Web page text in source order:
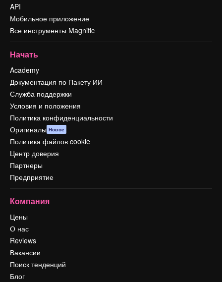
API
Мобильное приложение
Все инструменты Magnific
Начать
Academy
Документация по Пакету ИИ
Служба поддержки
Условия и положения
Политика конфиденциальности
Оригиналы Новое
Политика файлов cookie
Центр доверия
Партнеры
Предприятие
Компания
Цены
О нас
Reviews
Вакансии
Поиск тенденций
Блог